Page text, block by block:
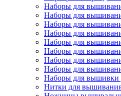
Наборы для
Наборы для
Наборы для
Наборы для
Наборы для
Наборы для
Наборы для
Наборы для
Наборы для вышивки
Нитки для